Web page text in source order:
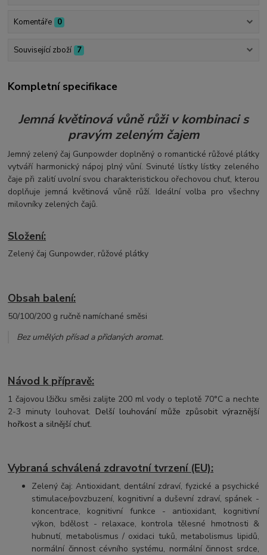
Komentáře 0
Související zboží 7
Kompletní specifikace
Jemná květinová vůně růži v kombinaci s
pravým zeleným čajem
Jemný zelený čaj Gunpowder doplněný o romantické růžové plátky
vytváří harmonický nápoj plný vůní. Svinuté lístky lístky zeleného
čaje při zalití uvolní svou charakteristickou ořechovou chuť, kterou
doplňuje jemná květinová vůně růží. Ideální volba pro všechny
milovníky zelených čajů.
Složení:
Zelený čaj Gunpowder, růžové plátky
Obsah balení:
50/100/200 g ručně namíchané směsi
Bez umělých přísad a přidaných aromat.
Návod k přípravě:
1 čajovou lžičku směsi zalijte 200 ml vody o teplotě 70°C a nechte
2-3 minuty louhovat. Delší louhování může způsobit výraznější
hořkost a silnější chuť.
Vybraná schválená zdravotní tvrzení (EU):
Zelený čaj: Antioxidant, dentální zdraví, fyzické a psychické
stimulace/povzbuzení, kognitivní a duševní zdraví, spánek -
koncentrace, kognitivní funkce - antioxidant, kognitivní
výkon, bdělost - relaxace, kontrola tělesné hmotnosti &
hubnutí, metabolismus / oxidaci tuků, metabolismus lipidů,
normální činnost cévního systému, normální činnost srdce,